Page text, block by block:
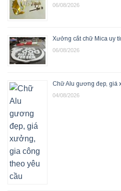
06/08/2026
Xưởng cắt chữ Mica uy
06/08/2026
Chữ Alu gương đẹp, giá
04/08/2026